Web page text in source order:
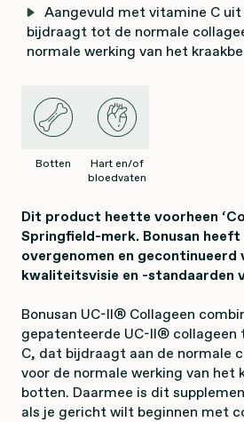
Aangevuld met vitamine C uit
bijdraagt tot de normale
normale werking van het
Botten
Hart en/of
bloedvaten
Dit product heette voorheen
Springfield-merk. Bonusan
overgenomen en gecontinueerd
kwaliteitsvisie en -standaarden
Bonusan UC-II® Collageen
gepatenteerde UC-II® collageen
C, dat bijdraagt aan de normale
voor de normale werking van het
botten. Daarmee is dit
als je gericht wilt beginnen met